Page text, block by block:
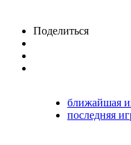
Поделиться
ближайшая
последняя